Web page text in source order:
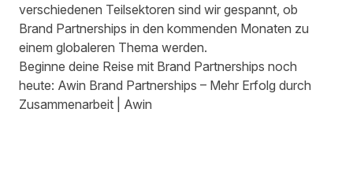
verschiedenen Teilsektoren sind wir gespannt, ob
Brand Partnerships in den kommenden Monaten zu
einem globaleren Thema werden.
Beginne deine Reise mit Brand Partnerships noch
heute: Awin Brand Partnerships – Mehr Erfolg durch
Zusammenarbeit | Awin